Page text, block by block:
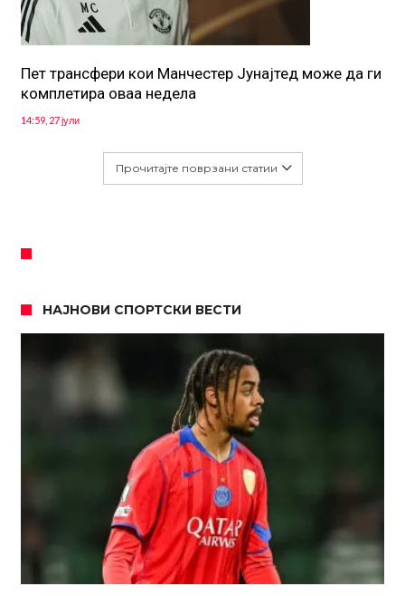
Пет трансфери кои Манчестер Јунајтед може да ги
комплетира оваа недела
14:59, 27 јули
Прочитајте поврзани статии
НАЈНОВИ СПОРТСКИ ВЕСТИ